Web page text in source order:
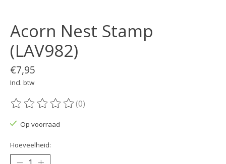
Acorn Nest Stamp
(LAV982)
€7,95
Incl. btw
De beoordeling van dit product is
(0)
Op voorraad
Hoeveelheid: